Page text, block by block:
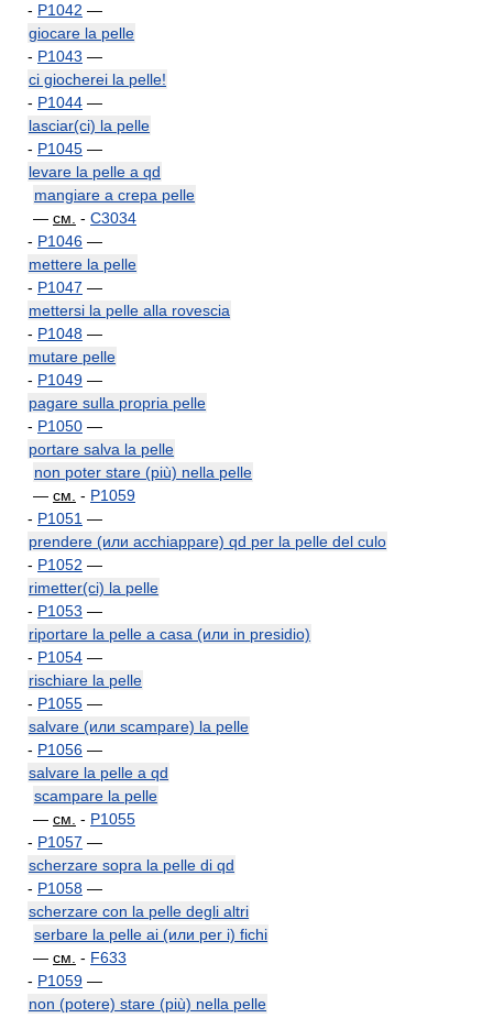
- P1042 —
giocare la pelle
- P1043 —
ci giocherei la pelle!
- P1044 —
lasciar(ci) la pelle
- P1045 —
levare la pelle a qd
mangiare a crepa pelle
— см. - C3034
- P1046 —
mettere la pelle
- P1047 —
mettersi la pelle alla rovescia
- P1048 —
mutare pelle
- P1049 —
pagare sulla propria pelle
- P1050 —
portare salva la pelle
non poter stare (più) nella pelle
— см. - P1059
- P1051 —
prendere (или acchiappare) qd per la pelle del culo
- P1052 —
rimetter(ci) la pelle
- P1053 —
riportare la pelle a casa (или in presidio)
- P1054 —
rischiare la pelle
- P1055 —
salvare (или scampare) la pelle
- P1056 —
salvare la pelle a qd
scampare la pelle
— см. - P1055
- P1057 —
scherzare sopra la pelle di qd
- P1058 —
scherzare con la pelle degli altri
serbare la pelle ai (или per i) fichi
— см. - F633
- P1059 —
non (potere) stare (più) nella pelle